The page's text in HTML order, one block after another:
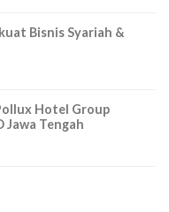
Bisnis Syariah &
Hotel Group
Jawa Tengah